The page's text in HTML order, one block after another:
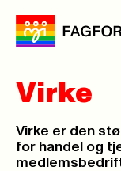
Virke
Virke er den
for handel og